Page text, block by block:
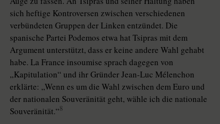
sich heftige Kontroversen zwischen verschiedenen
verbündeten Gruppen der Linken entzündet. Die
spanische Partei Podemos etwa hat Tsipras mit dem
Argument unterstützt, dass er keine andere Wahl gehabt
habe. La France in­sou­mise sprach dagegen von
„Kapitulation“ und ihr Gründer Jean-Luc Mélenchon
erklärte: „Wenn es um die Wahl zwischen dem Euro und
der na­tio­nalen Souveränität geht, wähle ich die nationale
Souveränität.“8